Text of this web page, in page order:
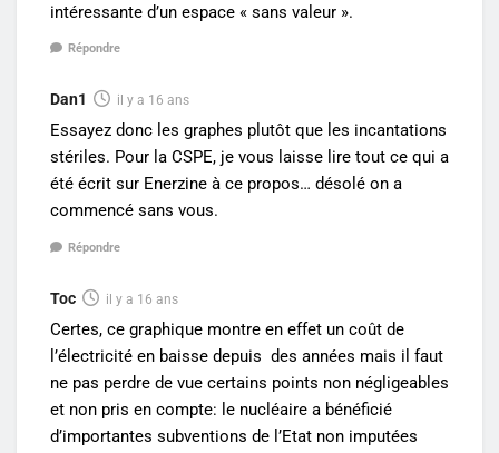
intéressante d’un espace « sans valeur ».
Répondre
Dan1 il y a 16 ans
Essayez donc les graphes plutôt que les incantations
stériles. Pour la CSPE, je vous laisse lire tout ce qui a
été écrit sur Enerzine à ce propos… désolé on a
commencé sans vous.
Répondre
Toc il y a 16 ans
Certes, ce graphique montre en effet un coût de
l’électricité en baisse depuis des années mais il faut
ne pas perdre de vue certains points non négligeables
et non pris en compte: le nucléaire a bénéficié
d’importantes subventions de l’Etat non imputées